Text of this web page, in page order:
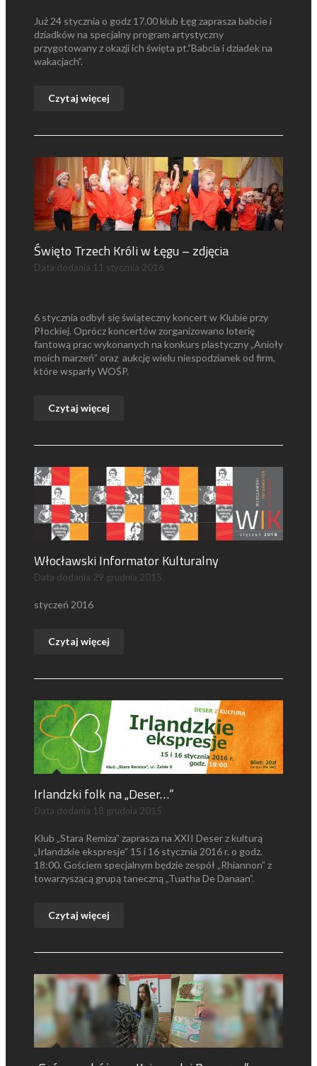
Już 24 stycznia o godz 17.00 klub Łęg zaprasza babcie i
dziadków na specjalny program artystyczny
przygotowany z okazji ich święta pt.”Babcia i dziadek na
wakacjach”.
Czytaj więcej
Święto Trzech Króli w Łęgu – zdjęcia
Data dodania 11 stycznia 2016
6 stycznia odbył się świąteczny koncert w Klubie przy
Płockiej. Oprócz koncertów zorganizowano loterię
fantową prac wykonanych na konkurs plastyczny „Anioły
moich marzeń” oraz aukcję wielu niespodzianek od firm,
które wsparły WOŚP.
Czytaj więcej
Włocławski Informator Kulturalny
Data dodania 29 grudnia 2015
styczeń 2016
Czytaj więcej
Irlandzki folk na „Deser…”
Data dodania 18 grudnia 2015
Klub „Stara Remiza” zaprasza na XXII Deser z kulturą
„Irlandzkie ekspresje” 15 i 16 stycznia 2016 r. o godz.
18:00. Gościem specjalnym będzie zespół „Rhiannon” z
towarzyszącą grupą taneczną „Tuatha De Danaan”.
Czytaj więcej